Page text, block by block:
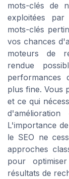
mots-clés de
exploitées
mots-clés
vos chances
moteurs de
rendue
performances
plus fine. Vous
et ce qui
L'importance
le SEO ne
approches
pour
résultats de